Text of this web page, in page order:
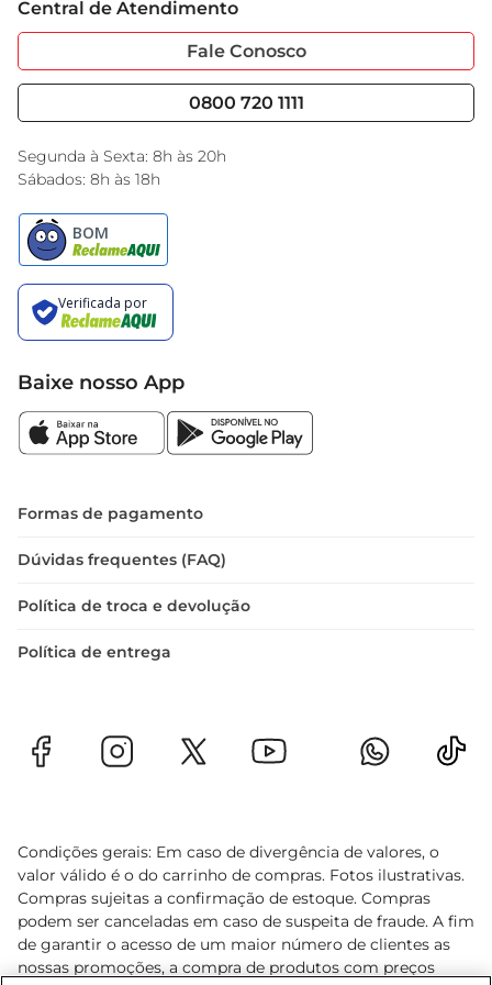
Sobre Privacidade
Portal do Fornecedo
Nossas Lojas
Garantia Estendida
Serviços
Black Friday
Encarte do Dia
Central de Atendimento
Fale Conosco
0800 720 1111
Segunda à Sexta: 8h às 20h
Sábados: 8h às 18h
Baixe nosso App
Formas de pagamento
Dúvidas frequentes (FAQ)
Política de troca e devolução
Política de entrega
Condições gerais: Em caso de divergência de valores, o
valor válido é o do carrinho de compras. Fotos ilustrativas.
Compras sujeitas a confirmação de estoque. Compras
podem ser canceladas em caso de suspeita de fraude. A fim
de garantir o acesso de um maior número de clientes as
nossas promoções, a compra de produtos com preços